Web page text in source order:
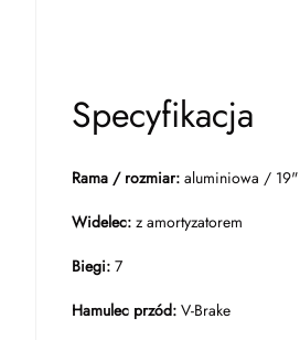
Specyfikacja
Rama / rozmiar: aluminiowa / 19"
Widelec: z amortyzatorem
Biegi: 7
Hamulec przód: V-Brake